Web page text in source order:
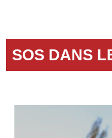
SOS DANS